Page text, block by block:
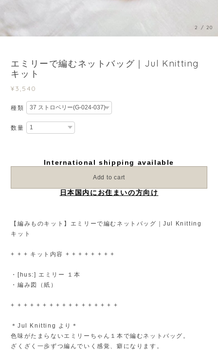
3 / 20
エミリーで編むネットバッグ｜Jul Knitting
キット
¥3,540
種類
数量
International shipping available
Add to cart
日本国内にお住まいの方向け
【編みものキット】エミリーで編むネットバッグ｜Jul Knitting
キット
+ + + キット内容 + + + + + + + +
・[hus:] エミリー １本
・編み図（紙）
+ + + + + + + + + + + + + + + + +
＊Jul Knitting より＊
色味がたまらないエミリーちゃん１本で編むネットバッグ。
ざくざく一歩ずつ編んでいく感覚、癖になります。